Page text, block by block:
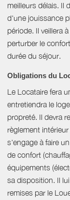
meilleurs délais. Il
d'une jouissance
période. Il veillera
perturber le
durée du séjour.
Obligations du
Le Locataire fera
entretiendra le
propreté. Il devra
règlement
s'engage à faire
de confort
équipements
sa disposition. Il
remises par le